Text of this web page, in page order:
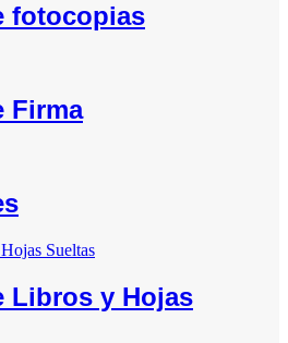
fotocopias
Firma
Libros y Hojas